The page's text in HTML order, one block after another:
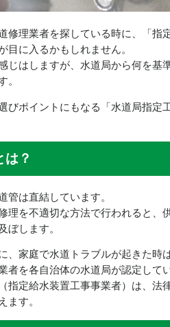
修理業者を探している時に、「指
目に入るかもしれません。
じはしますが、水道局から何を基
。
びポイントにもなる「水道局指定
は？
管は直結しています。
理を不適切な方法で行われると、
ぼします。
、家庭で水道トラブルが起きた時
者を各自治体の水道局が認定して
指定給水装置工事事業者）は、法
ます。